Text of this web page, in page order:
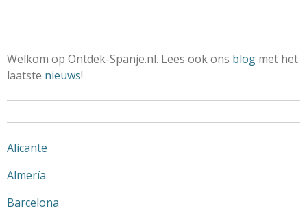
Welkom op Ontdek-Spanje.nl. Lees ook ons blog met het
laatste nieuws!
Alicante
Almería
Barcelona